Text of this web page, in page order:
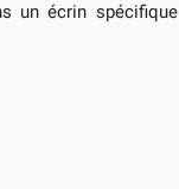
un écrin spécifique